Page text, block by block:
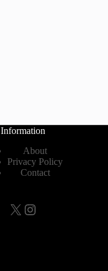
Information
About
Privacy Policy
Contact
X Instagram